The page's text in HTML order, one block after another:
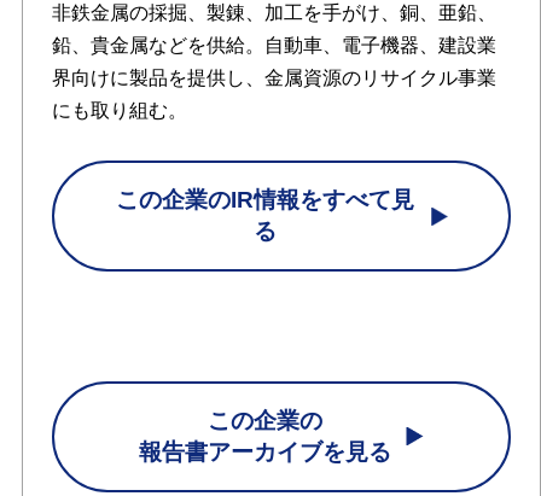
非鉄金属の採掘、製錬、加工を手がけ、銅、亜鉛、
鉛、貴金属などを供給。自動車、電子機器、建設業
界向けに製品を提供し、金属資源のリサイクル事業
にも取り組む。
この企業のIR情報をすべて見
る
この企業の
報告書アーカイブを見る